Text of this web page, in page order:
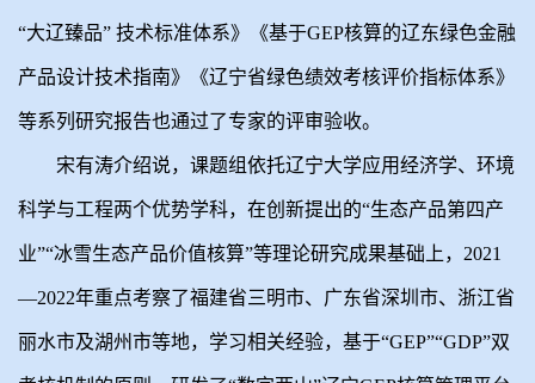
“大辽臻品” 技术标准体系》《基于GEP核算的辽东绿色金融
产品设计技术指南》《辽宁省绿色绩效考核评价指标体系》
等系列研究报告也通过了专家的评审验收。
宋有涛介绍说，课题组依托辽宁大学应用经济学、环境
科学与工程两个优势学科，在创新提出的“生态产品第四产
业”“冰雪生态产品价值核算”等理论研究成果基础上，2021
—2022年重点考察了福建省三明市、广东省深圳市、浙江省
丽水市及湖州市等地，学习相关经验，基于“GEP”“GDP”双